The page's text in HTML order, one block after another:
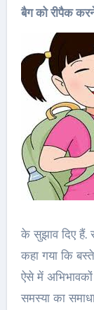
बैग को रीपैक
के सुझाव दिए हैं.
कहा गया कि बस्ते
ऐसे में
समस्या का